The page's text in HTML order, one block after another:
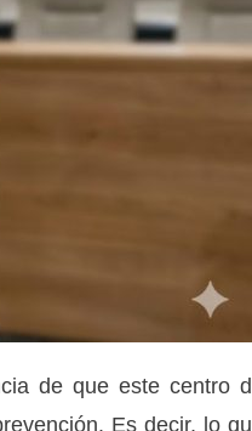
de que este centro
Es decir, lo